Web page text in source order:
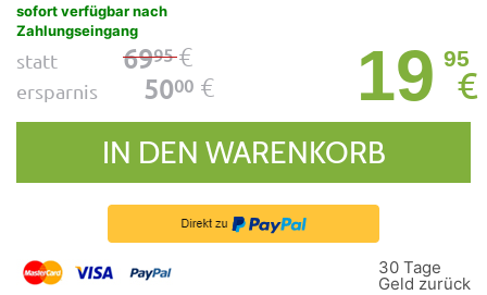
sofort verfügbar nach
Zahlungseingang
statt 6995€
ersparnis 5000 € 19 95
€
IN DEN WARENKORB
30 Tage
Geld zurück